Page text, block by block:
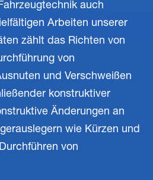
auch
Arbeiten unserer
zählt das Richten von
von
und Verschweißen
konstruktiver
Änderungen an
wie Kürzen und
von